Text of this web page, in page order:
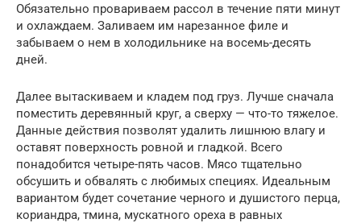
Обязательно провариваем рассол в течение пяти минут
и охлаждаем. Заливаем им нарезанное филе и
забываем о нем в холодильнике на восемь-десять
дней.
Далее вытаскиваем и кладем под груз. Лучше сначала
поместить деревянный круг, а сверху — что-то тяжелое.
Данные действия позволят удалить лишнюю влагу и
оставят поверхность ровной и гладкой. Всего
понадобится четыре-пять часов. Мясо тщательно
обсушить и обвалять с любимых специях. Идеальным
вариантом будет сочетание черного и душистого перца,
кориандра, тмина, мускатного ореха в равных